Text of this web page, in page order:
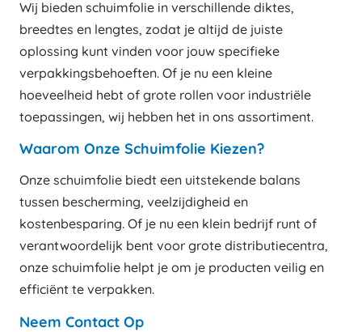
Wij bieden schuimfolie in verschillende diktes,
breedtes en lengtes, zodat je altijd de juiste
oplossing kunt vinden voor jouw specifieke
verpakkingsbehoeften. Of je nu een kleine
hoeveelheid hebt of grote rollen voor industriële
toepassingen, wij hebben het in ons assortiment.
Waarom Onze Schuimfolie Kiezen?
Onze schuimfolie biedt een uitstekende balans
tussen bescherming, veelzijdigheid en
kostenbesparing. Of je nu een klein bedrijf runt of
verantwoordelijk bent voor grote distributiecentra,
onze schuimfolie helpt je om je producten veilig en
efficiënt te verpakken.
Neem Contact Op